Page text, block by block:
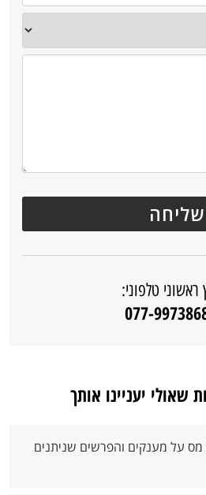
ראשוני טלפוני:
שאולי יעניינו אותך
על מענקים והפרשים שניתנים